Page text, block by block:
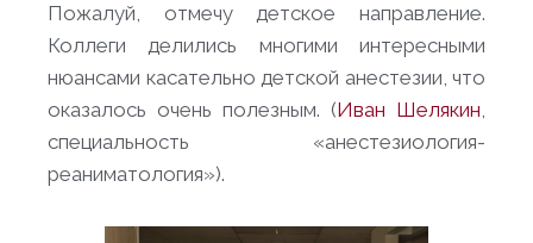
Пожалуй, отмечу детское направление.
Коллеги делились многими интересными
нюансами касательно детской анестезии, что
оказалось очень полезным. (Иван Шелякин
специальность «анестезиология-
реаниматология»).